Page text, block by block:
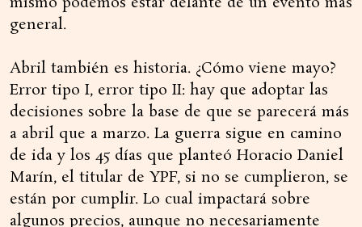
general.
Abril también es historia. ¿Cómo viene mayo?
Error tipo I, error tipo II: hay que adoptar las
decisiones sobre la base de que se parecerá más
a abril que a marzo. La guerra sigue en camino
de ida y los 45 días que planteó Horacio Daniel
Marín, el titular de YPF, si no se cumplieron, se
están por cumplir. Lo cual impactará sobre
algunos precios, aunque no necesariamente